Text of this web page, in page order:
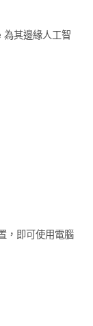
為其邊緣人工智
，即可使用電腦